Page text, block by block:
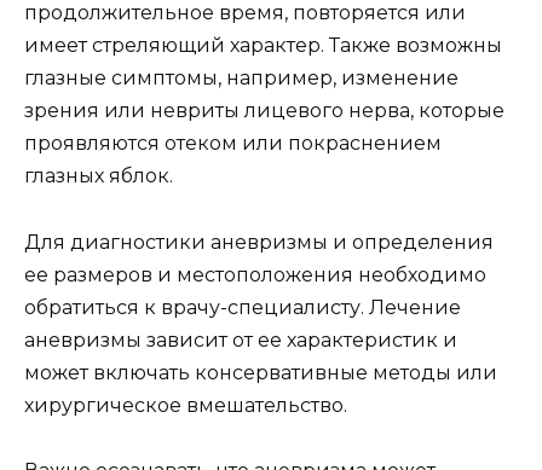
продолжительное время, повторяется или
имеет стреляющий характер. Также возможны
глазные симптомы, например, изменение
зрения или невриты лицевого нерва, которые
проявляются отеком или покраснением
глазных яблок.
Для диагностики аневризмы и определения
ее размеров и местоположения необходимо
обратиться к врачу-специалисту. Лечение
аневризмы зависит от ее характеристик и
может включать консервативные методы или
хирургическое вмешательство.